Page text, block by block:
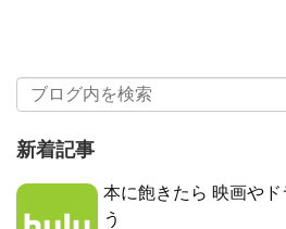
新着記事
本に飽きたら 映画や
う